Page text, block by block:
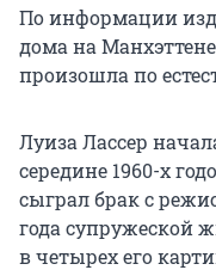
По информации
дома на
произошла по
Луиза Лассер
середине 1960-х
сыграл брак с
года супружеской
в четырех его